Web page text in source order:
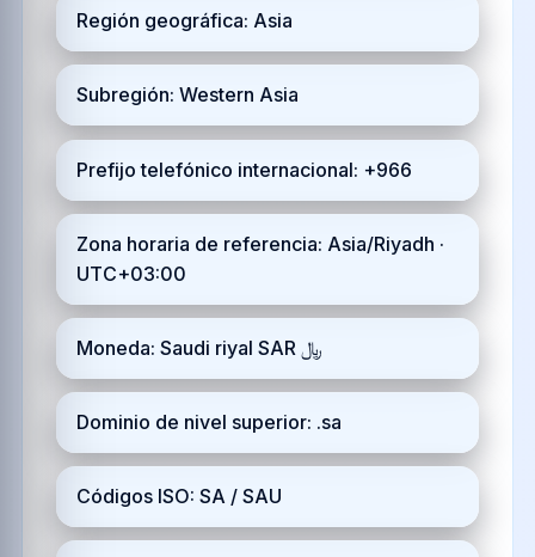
Región geográfica: Asia
Subregión: Western Asia
Prefijo telefónico internacional: +966
Zona horaria de referencia: Asia/Riyadh ·
UTC+03:00
Moneda: Saudi riyal SAR ﷼
Dominio de nivel superior: .sa
Códigos ISO: SA / SAU